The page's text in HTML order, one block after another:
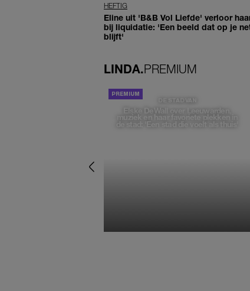
HEFTIG
Eline uit 'B&B Vol Liefde' verloor
bij liquidatie: 'Een beeld dat op je
blijft'
LINDA.PREMIUM
DE STAD VAN
Elske DeWall over Leeuwarden,
muziek en haar favoriete plekken in
de stad: 'Een stad die voelt als thuis'